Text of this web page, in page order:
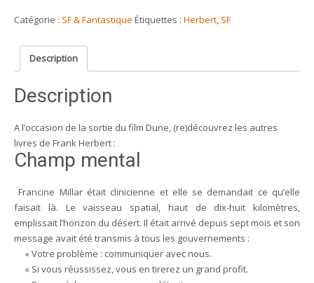
mental
Herbert)
Catégorie : SF & Fantastique Étiquettes : Herbert, SF
Description
Description
A l’occasion de la sortie du film Dune, (re)découvrez les autres
livres de Frank Herbert :
Champ mental
Francine Millar était clinicienne et elle se demandait ce qu’elle
faisait là. Le vaisseau spatial, haut de dix-huit kilomètres,
emplissait l’horizon du désert. Il était arrivé depuis sept mois et son
message avait été transmis à tous les gouvernements :
« Votre problème : communiquer avec nous.
« Si vous réussissez, vous en tirerez un grand profit.